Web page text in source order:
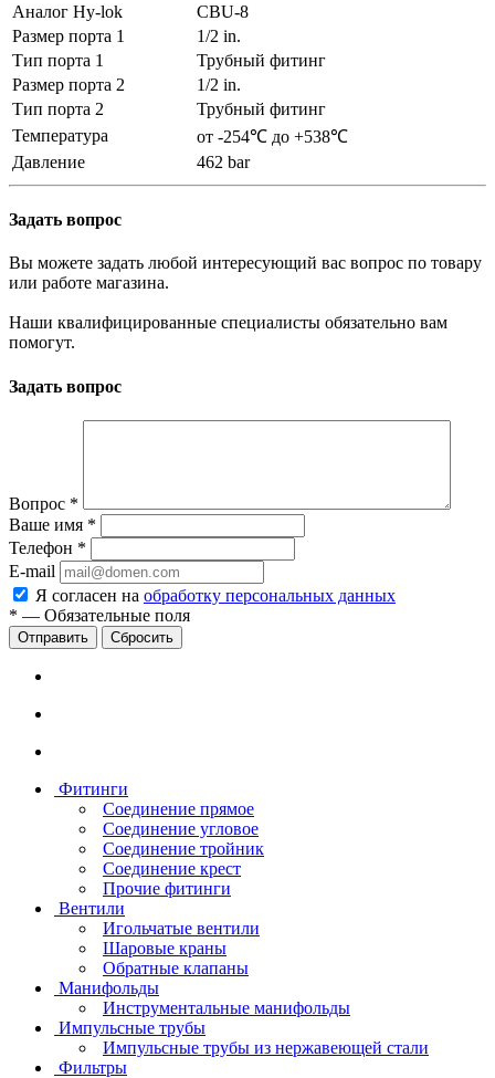
Аналог Hy-lok
CBU-8
Размер порта 1
1/2 in.
Тип порта 1
Трубный фитинг
Размер порта 2
1/2 in.
Тип порта 2
Трубный фитинг
Температура
от -254℃ до +538℃
Давление
462 bar
Задать вопрос
Вы можете задать любой интересующий вас вопрос по товару
или работе магазина.
Наши квалифицированные специалисты обязательно вам
помогут.
Задать вопрос
Вопрос *
Ваше имя *
Телефон *
E-mail
Я согласен на обработку персональных данных
* — Обязательные поля
Сбросить
Фитинги
Соединение прямое
Соединение угловое
Соединение тройник
Соединение крест
Прочие фитинги
Вентили
Игольчатые вентили
Шаровые краны
Обратные клапаны
Манифольды
Инструментальные манифольды
Импульсные трубы
Импульсные трубы из нержавеющей стали
Фильтры